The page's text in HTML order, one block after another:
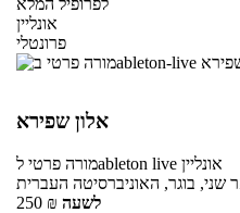
לפרופיל המלא
אונליין
פרונטלי
אלון שפירא
מורה פרטילableton live אונליין
בוגר, האוניברסיטה העברית
250 ₪ לשעה